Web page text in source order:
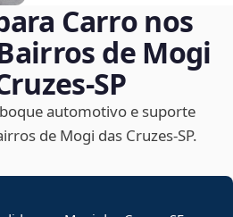
Carro nos
de Mogi
automotivo e suporte
de Mogi das Cruzes‑SP.